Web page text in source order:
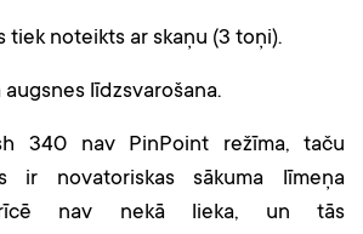
tiek noteikts ar skaņu (3 toņi).
līdzsvarošana.
340 nav PinPoint režīma, taču
ir novatoriskas sākuma līmeņa
nav nekā lieka, un tās